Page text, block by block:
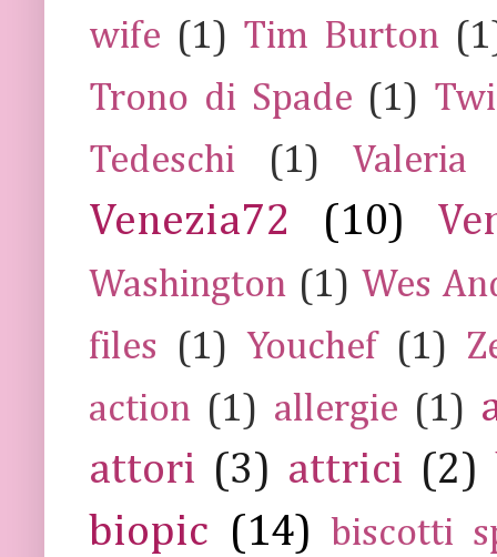
wife (1) Tim Burton
Trono di Spade (1)
Tedeschi
(1) Valeria
Venezia72 (10)
Washington (1) Wes
files
(1) Youchef (1)
action (1) allergie (1)
attori (3) attrici (2)
biopic (14) biscotti